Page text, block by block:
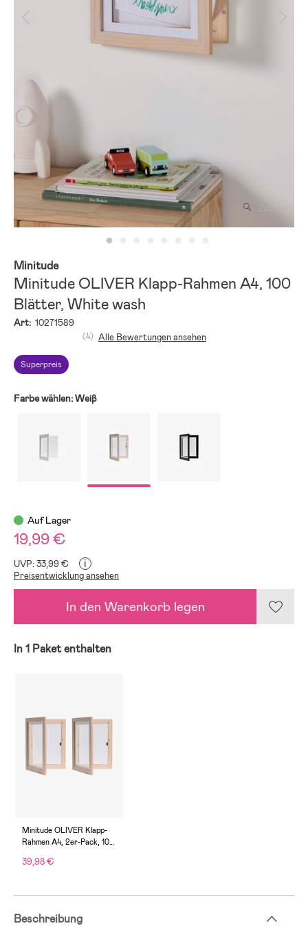
Zoom
Minitude
Minitude OLIVER Klapp-Rahmen A4, 100
Blätter, White wash
Art: 10271589
Superpreis
(4) Alle Bewertungen ansehen
Farbe wählen:Weiβ
Auf Lager
19,99 €
UVP: 33,99 € i
Preisentwicklung ansehen
In den Warenkorb legen
In 1 Paket enthalten
Minitude OLIVER Klapp-
Rahmen A4, 2er-Pack, 100
39,98 €
Beschreibung